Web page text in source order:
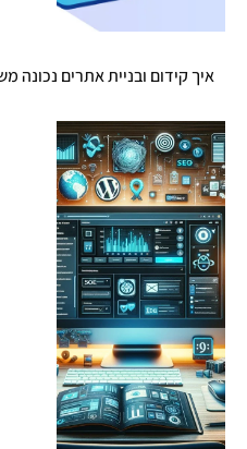
איך קידום ובניית אתרים נכונה